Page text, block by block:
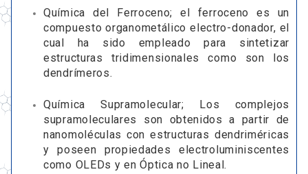
Química del Ferroceno; el ferroceno es un
compuesto organometálico electro-donador, el
cual ha sido empleado para sintetizar
estructuras tridimensionales como son los
dendrímeros.
Química Supramolecular; Los complejos
supramoleculares son obtenidos a partir de
nanomoléculas con estructuras dendriméricas
y poseen propiedades electroluminiscentes
como OLEDs y en Óptica no Lineal.